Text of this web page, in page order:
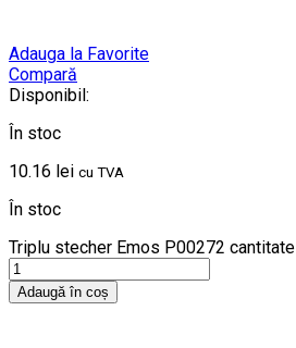
Adauga la Favorite
Compară
Disponibil:
În stoc
10.16 lei cu TVA
În stoc
Triplu stecher Emos P00272 cantitate
Adaugă în coș